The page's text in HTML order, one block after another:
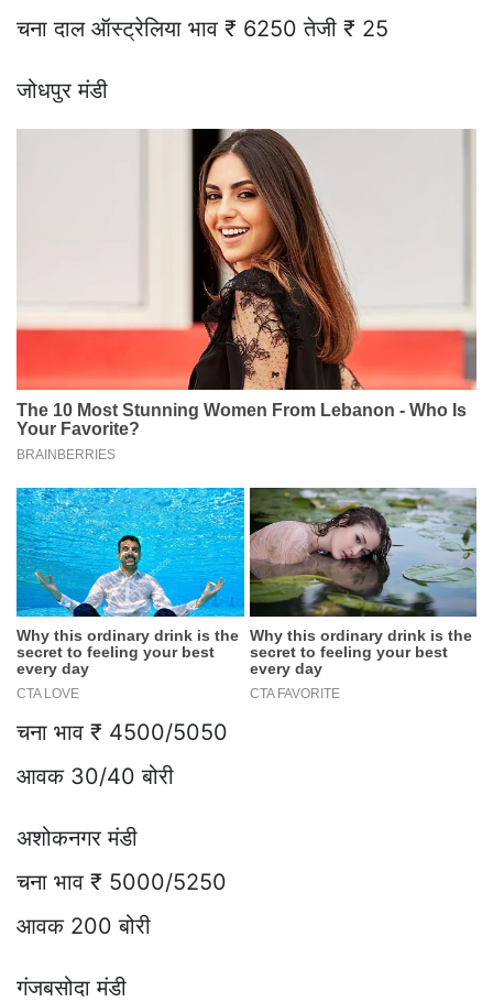
चना दाल ऑस्ट्रेलिया भाव ₹ 6250 तेजी ₹ 25
जोधपुर मंडी
चना भाव ₹ 4500/5050
आवक 30/40 बोरी
अशोकनगर मंडी
चना भाव ₹ 5000/5250
आवक 200 बोरी
गंजबसोदा मंडी